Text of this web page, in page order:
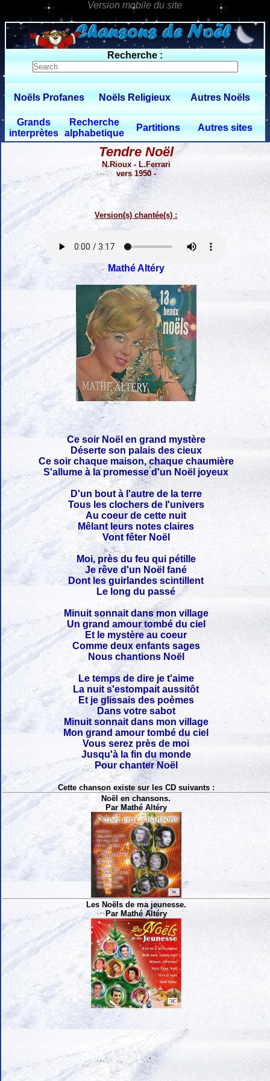
0 $limitbot 1 $limittot 2
Recherche :
Noëls Profanes Noëls Religieux Autres Noëls
Grands
interprètes
Recherche
alphabetique
Partitions Autres sites
Tendre Noël
N.Rioux - L.Ferrari
vers 1950 -
Version(s) chantée(s) :
Mathé Altéry
Ce soir Noël en grand mystère
Déserte son palais des cieux
Ce soir chaque maison, chaque chaumière
S'allume à la promesse d'un Noël joyeux
D'un bout à l'autre de la terre
Tous les clochers de l'univers
Au coeur de cette nuit
Mêlant leurs notes claires
Vont fêter Noël
Moi, près du feu qui pétille
Je rêve d'un Noël fané
Dont les guirlandes scintillent
Le long du passé
Minuit sonnait dans mon village
Un grand amour tombé du ciel
Et le mystère au coeur
Comme deux enfants sages
Nous chantions Noël
Le temps de dire je t'aime
La nuit s'estompait aussitôt
Et je glissais des poèmes
Dans votre sabot
Minuit sonnait dans mon village
Mon grand amour tombé du ciel
Vous serez près de moi
Jusqu'à la fin du monde
Pour chanter Noël
Cette chanson existe sur les CD suivants :
Noël en chansons.
Par Mathé Altéry
Les Noëls de ma jeunesse.
Par Mathé Altéry